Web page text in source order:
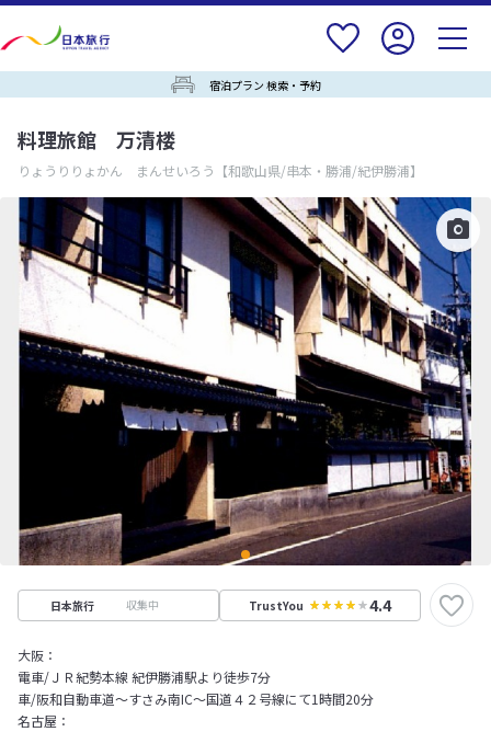
宿泊プラン 検索・予約
料理旅館 万清楼
りょうりりょかん まんせいろう 【和歌山県/串本・勝浦/紀伊勝浦】
日本旅行 収集中 TrustYou 4.4
大阪：
電車/ＪＲ紀勢本線 紀伊勝浦駅より徒歩7分
車/阪和自動車道～すさみ南IC～国道４２号線にて1時間20分
名古屋：